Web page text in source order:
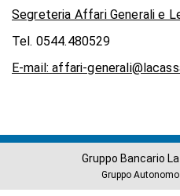
Segreteria Affari Generali e
Tel. 0544.480529
E-mail: affari-
Gruppo Bancario
Gruppo